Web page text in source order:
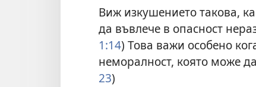
Виж изкушението такова,
да въвлече в опасност
1:14) Това важи особено
неморалност, която може
23)